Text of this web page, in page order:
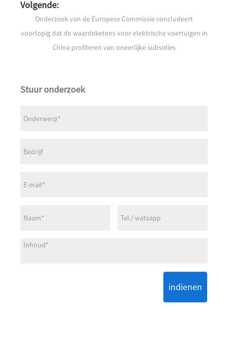
Volgende:
Onderzoek van de Europese Commissie concludeert
voorlopig dat de waardeketens voor elektrische voertuigen in
China profiteren van oneerlijke subsidies
Stuur onderzoek
indienen